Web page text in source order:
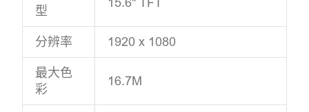
型
分辨率 1920 x 1080
最大色
彩
16.7M